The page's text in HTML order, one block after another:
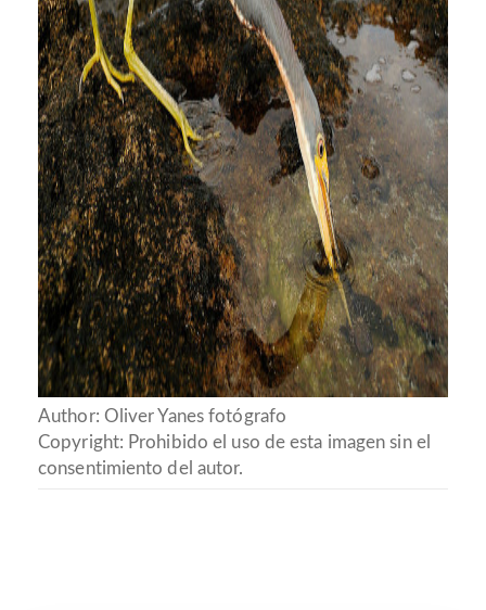
Author: Oliver Yanes fotógrafo
Copyright: Prohibido el uso de esta imagen sin el
consentimiento del autor.